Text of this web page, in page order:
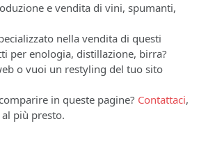
e vendita di vini, spumanti,
nella vendita di questi
per enologia, distillazione, birra?
o vuoi un restyling del tuo sito
in queste pagine? Contattaci,
più presto.